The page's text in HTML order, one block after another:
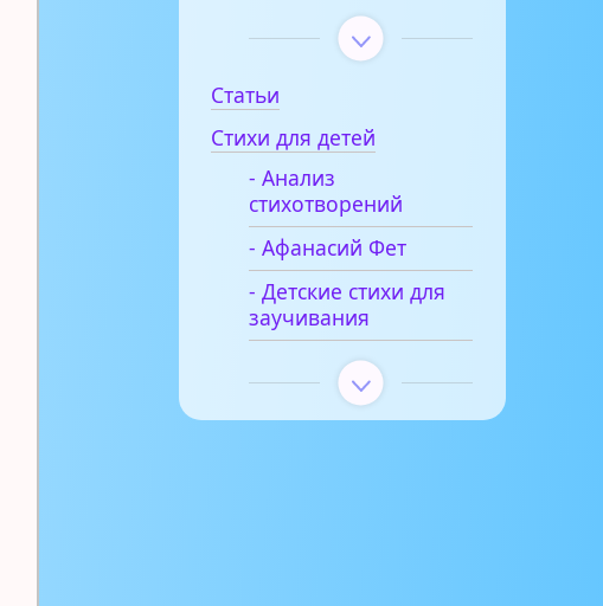
Статьи
Стихи для детей
- Анализ
стихотворений
- Афанасий Фет
- Детские стихи для
заучивания